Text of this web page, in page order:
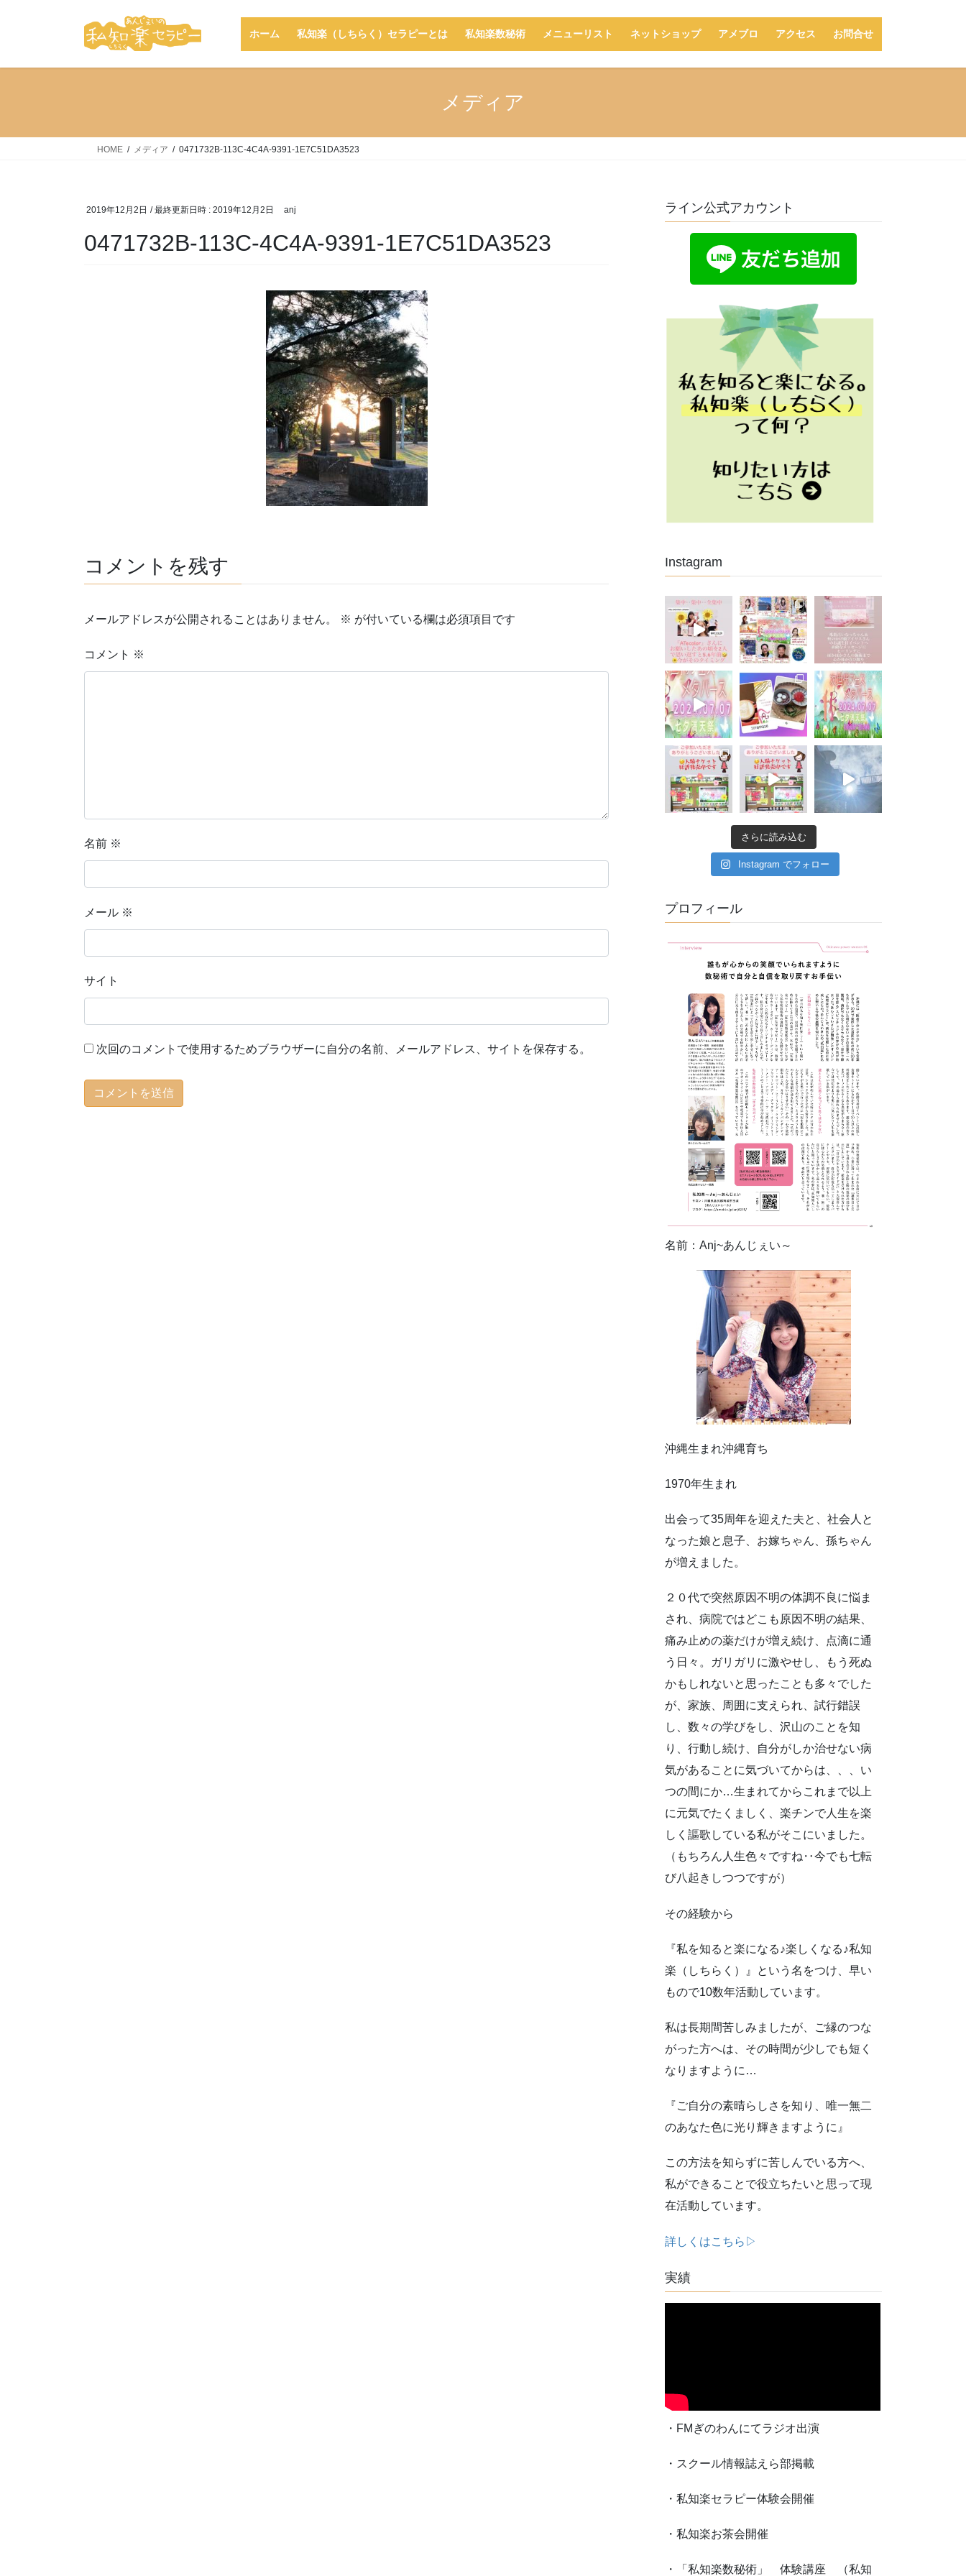
ホーム 私知楽（しちらく）セラピーとは 私知楽数秘術 メニューリスト ネットショップ アメブロ アクセス お問合せ
メディア
HOME メディア 0471732B-113C-4C4A-9391-1E7C51DA3523
2019年12月2日 / 最終更新日時 : 2019年12月2日 anj
0471732B-113C-4C4A-9391-1E7C51DA3523
コメントを残す
メールアドレスが公開されることはありません。 ※ が付いている欄は必須項目です
コメント ※
名前 ※
メール ※
サイト
次回のコメントで使用するためブラウザーに自分の名前、メールアドレス、サイトを保存する。
ライン公式アカウント
Instagram
さらに読み込む
Instagram でフォロー
プロフィール
名前：Anj~あんじぇい～
沖縄生まれ沖縄育ち
1970年生まれ
出会って35周年を迎えた夫と、社会人と
なった娘と息子、お嫁ちゃん、孫ちゃん
が増えました。
２０代で突然原因不明の体調不良に悩ま
され、病院ではどこも原因不明の結果、
痛み止めの薬だけが増え続け、点滴に通
う日々。ガリガリに激やせし、もう死ぬ
かもしれないと思ったことも多々でした
が、家族、周囲に支えられ、試行錯誤
し、数々の学びをし、沢山のことを知
り、行動し続け、自分がしか治せない病
気があることに気づいてからは、、、い
つの間にか…生まれてからこれまで以上
に元気でたくましく、楽チンで人生を楽
しく謳歌している私がそこにいました。
（もちろん人生色々ですね‥今でも七転
び八起きしつつですが）
その経験から
『私を知ると楽になる♪楽しくなる♪私知
楽（しちらく）』という名をつけ、早い
もので10数年活動しています。
私は長期間苦しみましたが、ご縁のつな
がった方へは、その時間が少しでも短く
なりますように…
『ご自分の素晴らしさを知り、唯一無二
のあなた色に光り輝きますように』
この方法を知らずに苦しんでいる方へ、
私ができることで役立ちたいと思って現
在活動しています。
詳しくはこちら▷
実績
・FMぎのわんにてラジオ出演
・スクール情報誌えら部掲載
・私知楽セラピー体験会開催
・私知楽お茶会開催
・「私知楽数秘術」 体験講座 （私知